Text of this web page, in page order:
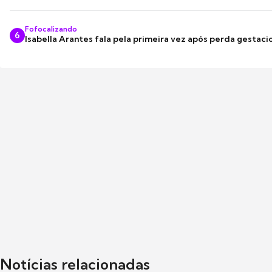
6
Fofocalizando
Isabella Arantes fala pela primeira vez após perda
Notícias relacionadas